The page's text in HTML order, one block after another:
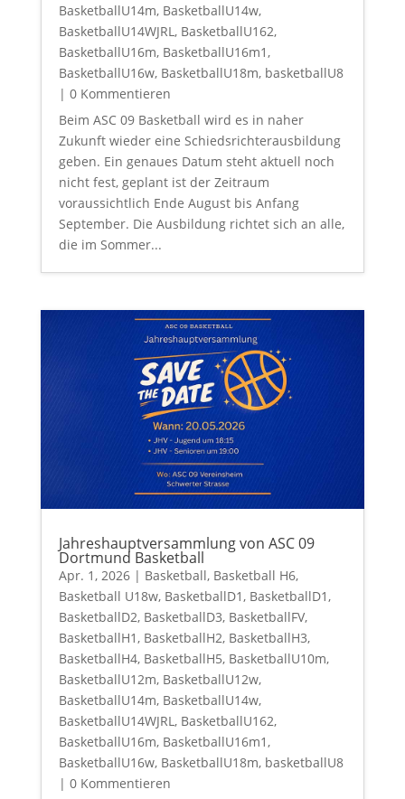
BasketballU14m, BasketballU14w,
BasketballU14WJRL , BasketballU162,
BasketballU16m, BasketballU16m1 ,
BasketballU16w, BasketballU18m, basketballU8
| 0 Kommentieren
Beim ASC 09 Basketball wird es in naher
Zukunft wieder eine Schiedsrichterausbildung
geben. Ein genaues Datum steht aktuell noch
nicht fest, geplant ist der Zeitraum
voraussichtlich Ende August bis Anfang
September. Die Ausbildung richtet sich an alle,
die im Sommer...
Jahreshauptversammlung von ASC 09
Dortmund Basketball
Apr. 1, 2026| Basketball, Basketball H6,
Basketball U18w, BasketballD1 , BasketballD1 ,
BasketballD2, BasketballD3, BasketballFV,
BasketballH1 , BasketballH2, BasketballH3,
BasketballH4, BasketballH5, BasketballU10m,
BasketballU12m, BasketballU12w,
BasketballU14m, BasketballU14w,
BasketballU14WJRL , BasketballU162,
BasketballU16m, BasketballU16m1 ,
BasketballU16w, BasketballU18m, basketballU8
| 0 Kommentieren